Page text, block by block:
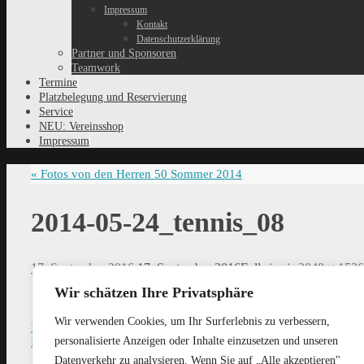
Wir schätzen Ihre Privatsphäre
Wir verwenden Cookies, um Ihr Surferlebnis zu verbessern,
personalisierte Anzeigen oder Inhalte einzusetzen und unseren
Datenverkehr zu analysieren. Wenn Sie auf „Alle akzeptieren"
Impressum
Kontakt
Datenschutzerklärung
Partner und Sponsoren
Teamwork
Termine
Platzbelegung und Reservierung
Service
NEU: Vereinsshop
Impressum
« Fotos von den Herren 50 Sommer 2014
2014-05-24_tennis_08
17. September 2016 17. September 2016Full size is2048 × 1536
Previous image
Next image